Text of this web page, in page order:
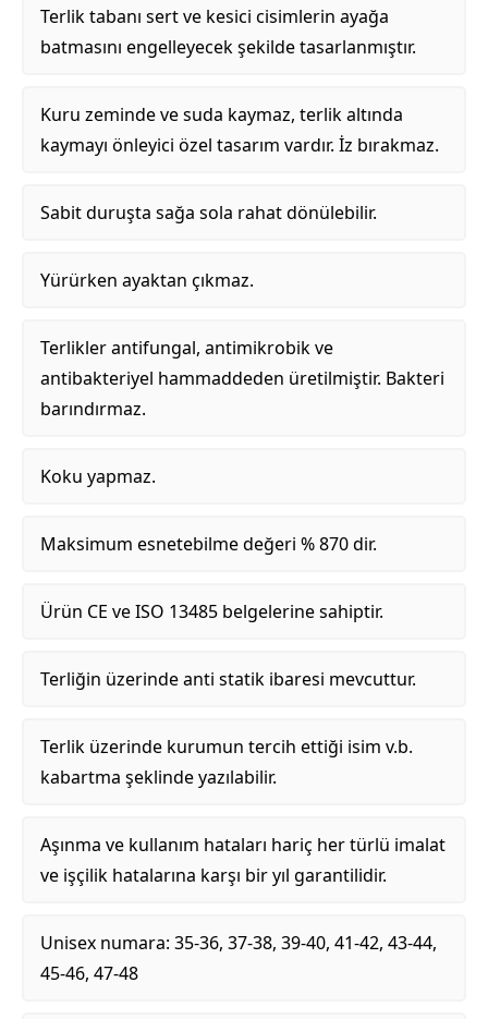
Terlik tabanı sert ve kesici cisimlerin ayağa
batmasını engelleyecek şekilde tasarlanmıştır.
Kuru zeminde ve suda kaymaz, terlik altında
kaymayı önleyici özel tasarım vardır. İz bırakmaz.
Sabit duruşta sağa sola rahat dönülebilir.
Yürürken ayaktan çıkmaz.
Terlikler antifungal, antimikrobik ve
antibakteriyel hammaddeden üretilmiştir. Bakteri
barındırmaz.
Koku yapmaz.
Maksimum esnetebilme değeri % 870 dir.
Ürün CE ve ISO 13485 belgelerine sahiptir.
Terliğin üzerinde anti statik ibaresi mevcuttur.
Terlik üzerinde kurumun tercih ettiği isim v.b.
kabartma şeklinde yazılabilir.
Aşınma ve kullanım hataları hariç her türlü imalat
ve işçilik hatalarına karşı bir yıl garantilidir.
Unisex numara: 35-36, 37-38, 39-40, 41-42, 43-44,
45-46, 47-48